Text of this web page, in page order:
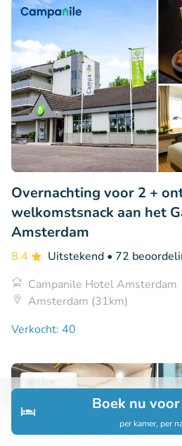
Zoeken
Boek nu voor
per kamer, per
Overnachting voor 2 +
welkomstsnack aan het
Amsterdam
8.4 Uitstekend • 72
Campanile Hotel Amsterdam
Amsterdam (31km)
Verkocht: 40